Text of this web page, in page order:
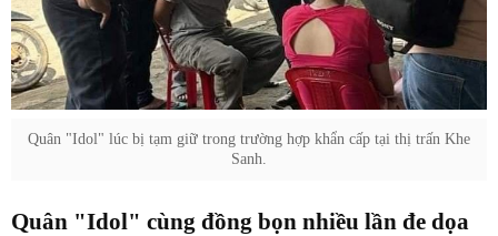
Quân "Idol" lúc bị tạm giữ trong trường hợp khẩn cấp tại thị trấn Khe
Sanh.
Quân "Idol" cùng đồng bọn nhiều lần đe dọa